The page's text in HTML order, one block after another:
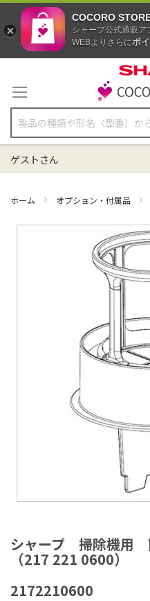
テ
ン
ツ
に
ス
キ
ッ
ゲストさん
ホーム オプション・付属品
シャープ 掃除機用
（217 221 0600）
2172210600
メ
ー
ジ
ャ
COCORO
シャープ公式通販ア
WEBよりさらにポ